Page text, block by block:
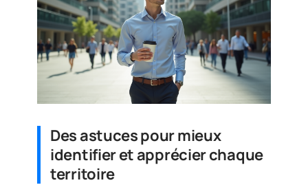
Des astuces pour mieux
identifier et apprécier chaque
territoire